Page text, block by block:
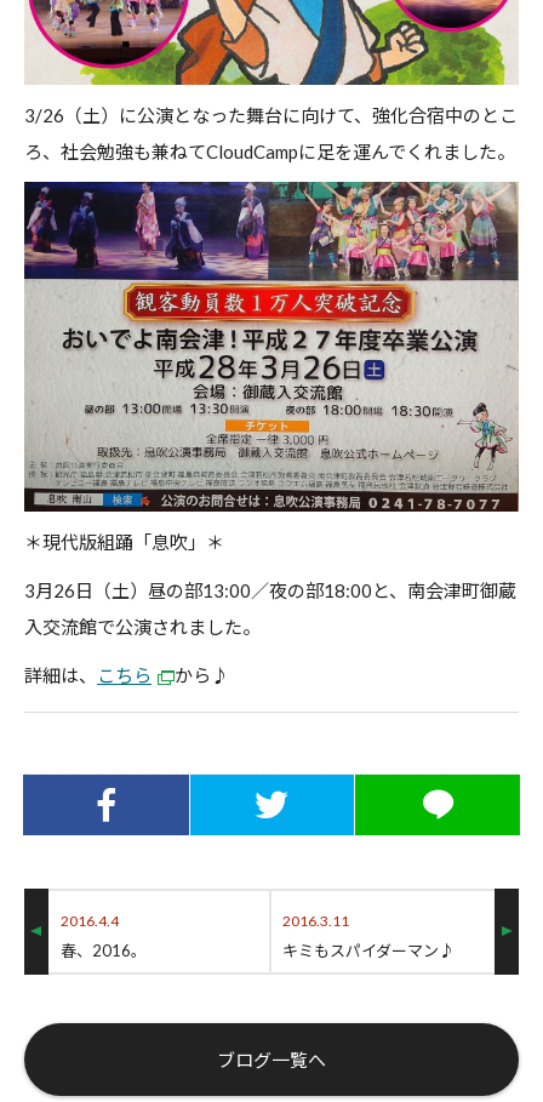
3/26（土）に公演となった舞台に向けて、強化合宿中のとこ
ろ、社会勉強も兼ねてCloudCampに足を運んでくれました。
＊現代版組踊「息吹」＊
3月26日（土）昼の部13:00／夜の部18:00と、南会津町御蔵
入交流館で公演されました。
詳細は、 こちら から♪
Facebookでシ
ェア
Twitterでシェ
ア
LINEでシェア
2016.4.4
春、2016。
2016.3.11
キミもスパイダーマン♪
ブログ一覧へ